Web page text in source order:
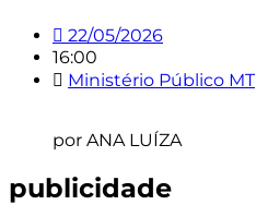
22/05/2026
16:00
Ministério Público MT
por ANA LUÍZA
publicidade